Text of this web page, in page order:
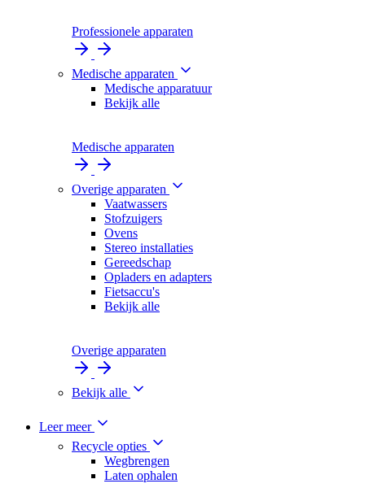
Professionele apparaten
Medische apparaten
Medische apparatuur
Bekijk alle
Medische apparaten
Overige apparaten
Vaatwassers
Stofzuigers
Ovens
Stereo installaties
Gereedschap
Opladers en adapters
Fietsaccu's
Bekijk alle
Overige apparaten
Bekijk alle
Leer meer
Recycle opties
Wegbrengen
Laten ophalen